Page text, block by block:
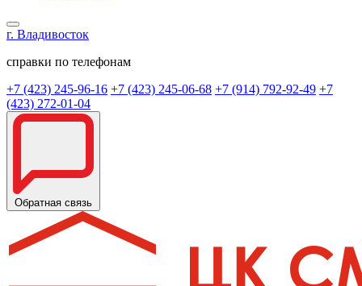
г. Владивосток
справки по телефонам
+7 (423) 245-96-16 +7 (423) 245-06-68 +7 (914) 792-92-49 +7
(423) 272-01-04
Обратная связь